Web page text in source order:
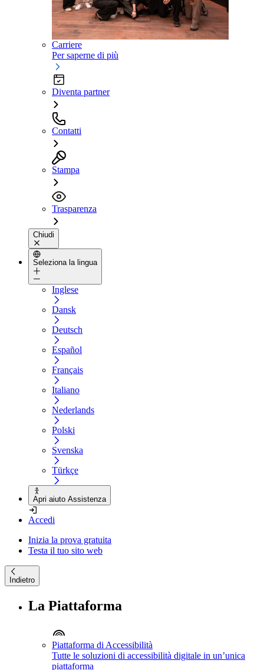
Carriere
Per saperne di più
Diventa partner
Contatti
Stampa
Trasparenza
Chiudi
Seleziona la lingua
Inglese
Dansk
Deutsch
Español
Français
Italiano
Nederlands
Polski
Svenska
Türkçe
Apri aiuto Assistenza
Accedi
Inizia la prova gratuita
Testa il tuo sito web
Indietro
La Piattaforma
Piattaforma di Accessibilità
Tutte le soluzioni di accessibilità digitale in un’unica
piattaforma